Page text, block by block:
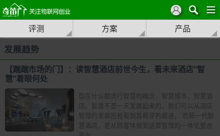
评测 方案 产品
发展趋势
【踹踹市场的门】：读智慧酒店前世今生，看未来酒店“智
慧”着眼何处
现在什么都流行智慧的概念，智慧城市，智慧酒
店。智慧不是一天发展起来的，我们可以从酒店
管理的发展历程看到其萌芽的痕迹， 而新一代智
慧酒店，是从顾客体验到运营管理的一体化整合